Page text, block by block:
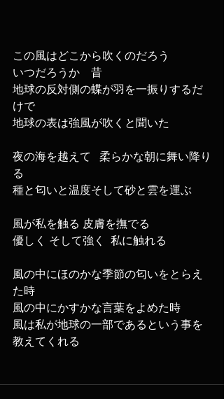
この風はどこから吹くのだろう
いつだろうか    昔
地球の反対側の蝶が羽を一振りするだ
けで
地球の表は強風が吹くと聞いた
夜の海を越えて   柔らかな朝に舞い降り
る
種と匂いと温度そして砂と雲を運ぶ
風が私を触る 皮膚を撫でる
優しく そして強く  私に触れる
風の中にほのかな季節の匂いをとらえ
た時
風の中にかすかな言葉をよめた時
風は私が地球の一部であるという事を
教えてくれる